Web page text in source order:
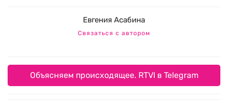
Евгения Асабина
Связаться с автором
Объясняем происходящее. RTVI в Telegram